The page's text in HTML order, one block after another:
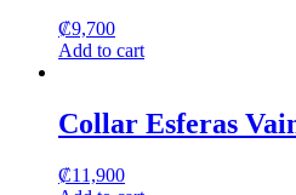
₡9,700
Add to cart
Collar Esferas
₡11,900